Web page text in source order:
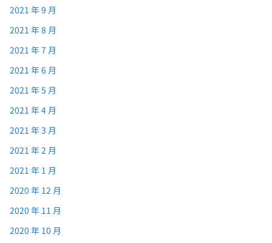
2021 年 9 月
2021 年 8 月
2021 年 7 月
2021 年 6 月
2021 年 5 月
2021 年 4 月
2021 年 3 月
2021 年 2 月
2021 年 1 月
2020 年 12 月
2020 年 11 月
2020 年 10 月